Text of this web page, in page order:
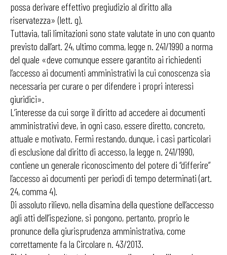
possa derivare effettivo pregiudizio al diritto alla
riservatezza» (lett. g).
Tuttavia, tali limitazioni sono state valutate in uno con quanto
previsto dall’art. 24, ultimo comma, legge n. 241/1990 a norma
del quale «deve comunque essere garantito ai richiedenti
l’accesso ai documenti amministrativi la cui conoscenza sia
necessaria per curare o per difendere i propri interessi
giuridici».
L’interesse da cui sorge il diritto ad accedere ai documenti
amministrativi deve, in ogni caso, essere diretto, concreto,
attuale e motivato. Fermi restando, dunque, i casi particolari
di esclusione dal diritto di accesso, la legge n. 241/1990,
contiene un generale riconoscimento del potere di “differire”
l’accesso ai documenti per periodi di tempo determinati (art.
24, comma 4).
Di assoluto rilievo, nella disamina della questione dell’accesso
agli atti dell’ispezione, si pongono, pertanto, proprio le
pronunce della giurisprudenza amministrativa, come
correttamente fa la Circolare n. 43/2013.